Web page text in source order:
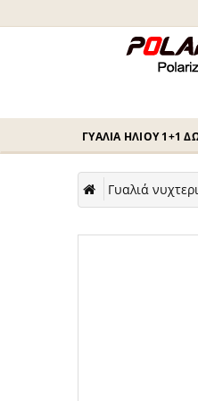
ΓΥΑΛΙΆ ΗΛΊΟΥ 1+1
Γυαλιά